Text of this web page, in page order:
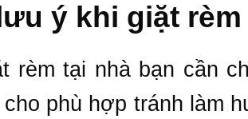
ý khi giặt
rèm tại nhà bạn cần
cho phù hợp tránh làm